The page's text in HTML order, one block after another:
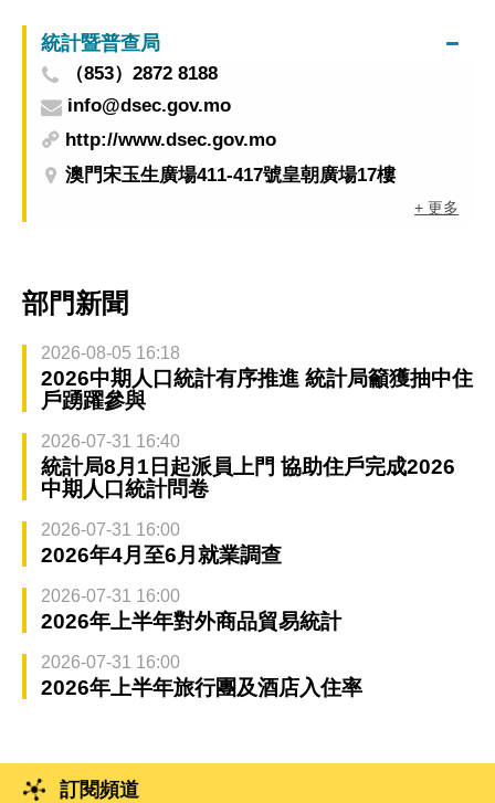
統計暨普查局
（853）2872 8188
info@dsec.gov.mo
http://www.dsec.gov.mo
澳門宋玉生廣場411-417號皇朝廣場17樓
+ 更多
部門新聞
2026-08-05 16:18
2026中期人口統計有序推進 統計局籲獲抽中住
戶踴躍參與
2026-07-31 16:40
統計局8月1日起派員上門 協助住戶完成2026
中期人口統計問卷
2026-07-31 16:00
2026年4月至6月就業調查
2026-07-31 16:00
2026年上半年對外商品貿易統計
2026-07-31 16:00
2026年上半年旅行團及酒店入住率
訂閱頻道